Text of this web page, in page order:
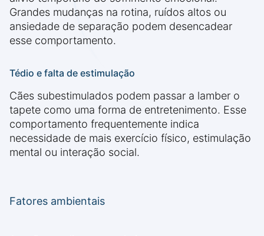
Grandes mudanças na rotina, ruídos altos ou
ansiedade de separação podem desencadear
esse comportamento.
Tédio e falta de estimulação
Cães subestimulados podem passar a lamber o
tapete como uma forma de entretenimento. Esse
comportamento frequentemente indica
necessidade de mais exercício físico, estimulação
mental ou interação social.
Fatores ambientais